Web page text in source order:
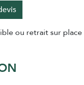
ou retrait sur place